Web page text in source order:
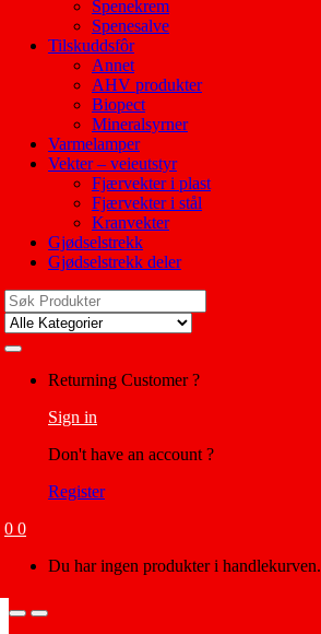
Spenekrem
Spenesalve
Tilskuddsfôr
Annet
AHV produkter
Biopect
Mineralsyrner
Varmelamper
Vekter – veieutstyr
Fjærvekter i plast
Fjærvekter i stål
Kranvekter
Gjødselstrekk
Gjødselstrekk deler
Search
for:
Returning Customer ?
Sign in
Don't have an account ?
Register
0 0
Du har ingen produkter i handlekurven.
OpenClose